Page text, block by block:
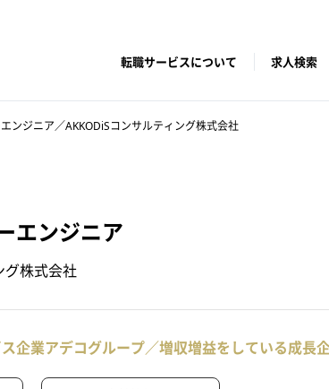
転職サービスについて 求人検索
エンジニア／AKKODiSコンサルティング株式会社
エンジニア
グ株式会社
企業アデコグループ／増収増益をしている成長